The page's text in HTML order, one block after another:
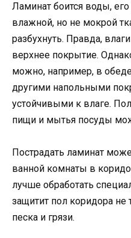
Ламинат боится воды,
влажной, но не мокрой
разбухнуть. Правда,
верхнее покрытие.
можно, например, в
другими напольными
устойчивыми к влаге.
пищи и мытья посуды
Пострадать ламинат
ванной комнаты в
лучше обработать
защитит пол коридора не
песка и грязи.